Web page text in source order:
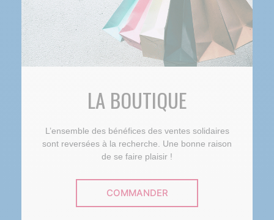
LA BOUTIQUE
L’ensemble des bénéfices des ventes solidaires
sont reversées à la recherche. Une bonne raison
de se faire plaisir !
COMMANDER